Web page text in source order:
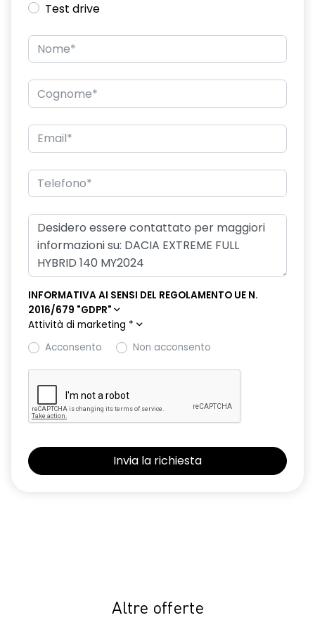
Test drive
INFORMATIVA AI SENSI DEL REGOLAMENTO UE N.
2016/679 "GDPR"
Attività di marketing *
Acconsento
Non acconsento
Altre offerte